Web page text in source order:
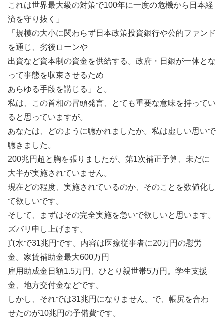
これは世界最大級の対策で100年に一度の危機から日本経
済を守り抜く」
「規模の大小に関わらず日本政策投資銀行や公的ファンド
を通じ、劣後ローンや
出資など資本制の資金を供給する。政府・日銀が一体とな
って事態を収束させるため
あらゆる手段を講じる」と。
私は、この首相の冒頭発言、とても重要な意味を持ってい
ると思っていますが。
あなたは、どのように聴かれましたか。私は虚しい思いで
聴きました。
200兆円超と胸を張りましたが、第1次補正予算、未だに
大半が実施されていません。
現在どの程度、実施されているのか、そのことを数値化し
て欲しいです。
そして、まずはその完全実施を急いで欲しいと思います。
ズバリ申し上げます。
真水で31兆円です。内容は医療従事者に20万円の慰労
金。家賃補助金最大600万円
雇用助成金日額1.5万円、ひとり親世帯5万円。学生支援
金、地方交付金などです。
しかし、それでは31兆円になりません。で、帳尻を合わ
せたのが10兆円の予備費です。